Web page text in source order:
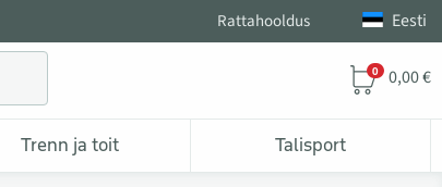
Rattahooldus Eesti
0 0,00 €
Trenn ja toit Talisport